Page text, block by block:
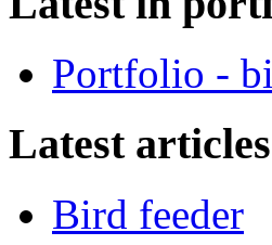
Portfolio -
Latest articles
Bird feeder